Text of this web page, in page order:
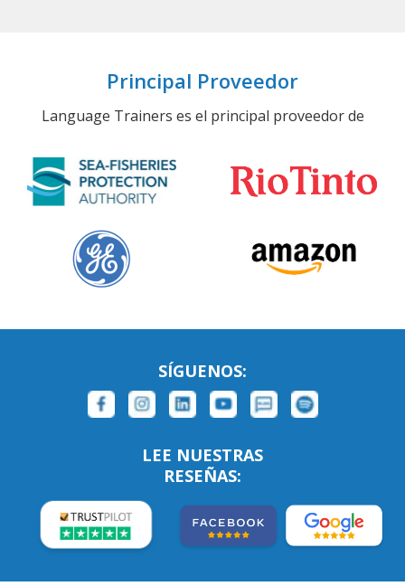
Principal Proveedor
Language Trainers es el principal proveedor de
SÍGUENOS:
LEE NUESTRAS
RESEÑAS: